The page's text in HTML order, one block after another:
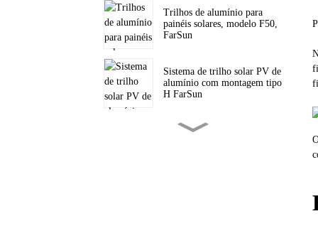
Trilhos de alumínio para
painéis solares, modelo F50,
FarSun
Sistema de trilho solar PV de
alumínio com montagem tipo
H FarSun
Suporte tripé solar triangular